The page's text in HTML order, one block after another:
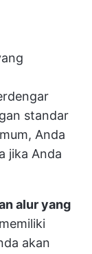
standar
Anda
jika Anda
alur yang
akan